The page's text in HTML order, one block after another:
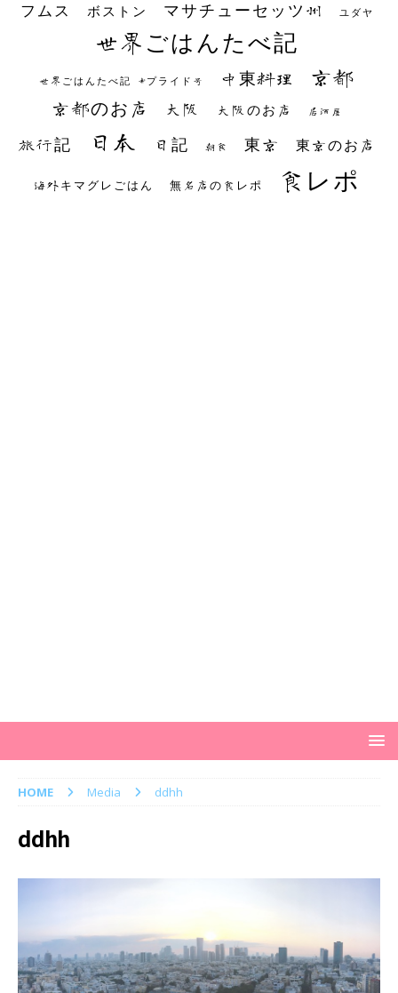
フムス ボストン マサチューセッツ州 ユダヤ
世界ごはんたべ記
世界ごはんたべ記 #プライド号 中東料理 京都
京都のお店 大阪 大阪のお店 居酒屋
旅行記 日本 日記 朝食 東京 東京のお店
海外キマグレごはん 無名店の食レポ 食レポ
HOME Media ddhh
ddhh